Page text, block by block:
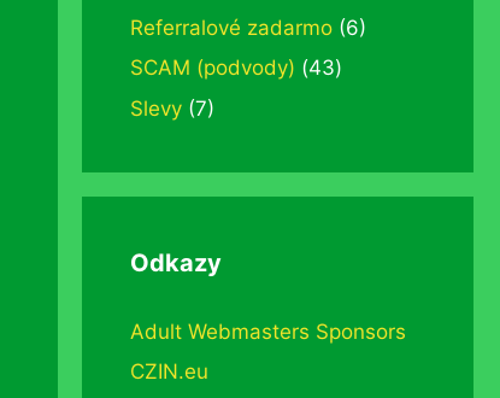
Referralové zadarmo (6)
SCAM (podvody) (43)
Slevy (7)
Odkazy
Adult Webmasters Sponsors
CZIN.eu